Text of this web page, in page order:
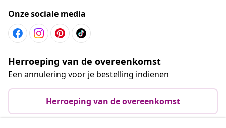
Onze sociale media
Herroeping van de overeenkomst
Een annulering voor je bestelling indienen
Herroeping van de overeenkomst